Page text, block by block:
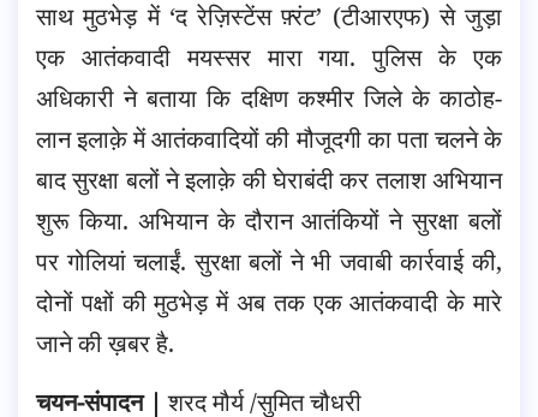
साथ मुठभेड़ में ‘द रेज़िस्टेंस फ़्रंट’ (टीआरएफ) से जुड़ा
एक आतंकवादी मयस्सर मारा गया. पुलिस के एक
अधिकारी ने बताया कि दक्षिण कश्मीर जिले के काठोह-
लान इलाक़े में आतंकवादियों की मौजूदगी का पता चलने के
बाद सुरक्षा बलों ने इलाक़े की घेराबंदी कर तलाश अभियान
शुरू किया. अभियान के दौरान आतंकियों ने सुरक्षा बलों
पर गोलियां चलाईं. सुरक्षा बलों ने भी जवाबी कार्रवाई की,
दोनों पक्षों की मुठभेड़ में अब तक एक आतंकवादी के मारे
जाने की ख़बर है.
चयन-संपादन | शरद मौर्य /सुमित चौधरी